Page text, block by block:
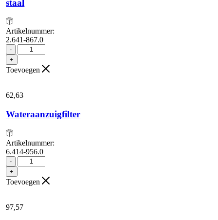
staal
Artikelnummer:
2.641-867.0
-
Draaibare
houder
roestvrij
staal
+
Toevoegen
62,63
Wateraanzuigfilter
Artikelnummer:
6.414-956.0
-
Wateraanzuigfilter
aantal
+
Toevoegen
97,57